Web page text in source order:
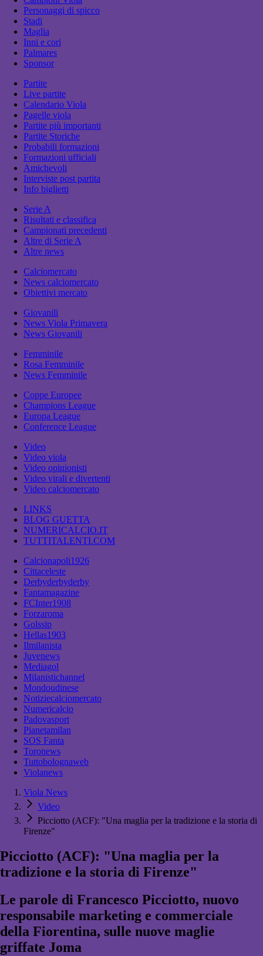
Personaggi di spicco
Stadi
Maglia
Inni e cori
Palmares
Sponsor
Partite
Live partite
Calendario Viola
Pagelle viola
Partite più importanti
Partite Storiche
Probabili formazioni
Formazioni ufficiali
Amichevoli
Interviste post partita
Info biglietti
Serie A
Risultati e classifica
Campionati precedenti
Altre di Serie A
Altre news
Calciomercato
News calciomercato
Obiettivi mercato
Giovanili
News Viola Primavera
News Giovanili
Femminile
Rosa Femminile
News Femminile
Coppe Europee
Champions League
Europa League
Conference League
Video
Video viola
Video opinionisti
Video virali e divertenti
Video calciomercato
LINKS
BLOG GUETTA
NUMERICALCIO.IT
TUTTITALENTI.COM
Calcionapoli1926
Cittaceleste
Derbyderbyderby
Fantamagazine
FCInter1908
Forzaroma
Golssip
Hellas1903
Ilmilanista
Juvenews
Mediagol
Milanistichannel
Mondoudinese
Notiziecalciomercato
Numericalcio
Padovasport
Pianetamilan
SOS Fanta
Toronews
Tuttobolognaweb
Violanews
Viola News
Video
Picciotto (ACF): "Una maglia per la tradizione e la storia di
Firenze"
Picciotto (ACF): "Una maglia per la
tradizione e la storia di Firenze"
Le parole di Francesco Picciotto, nuovo
responsabile marketing e commerciale
della Fiorentina, sulle nuove maglie
griffate Joma